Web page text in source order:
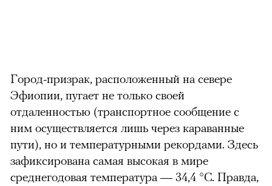
Город-призрак, расположенный на севере
Эфиопии, пугает не только своей
отдаленностью (транспортное сообщение с
ним осуществляется лишь через караванные
пути), но и температурными рекордами. Здесь
зафиксирована самая высокая в мире
среднегодовая температура — 34,4 °С. Правда,